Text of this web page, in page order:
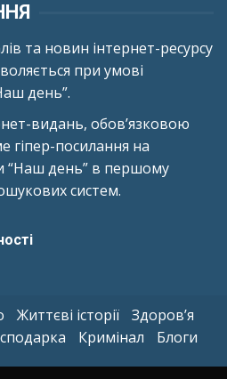
та новин інтернет-ресурсу
при умові
день”.
видань, обов’язковою
гіпер-посилання на
“Наш день” в першому
систем.
Життєві історії
Здоров’я
Кримінал Блоги